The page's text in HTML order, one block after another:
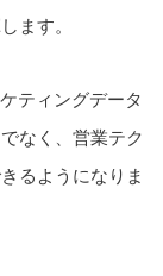
ます。
ティングデータ
なく、営業テク
るようになりま